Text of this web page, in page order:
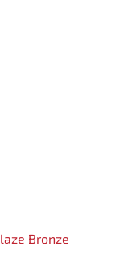
Bronze